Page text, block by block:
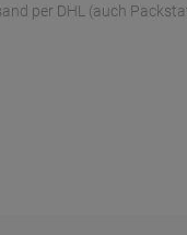
per DHL (auch